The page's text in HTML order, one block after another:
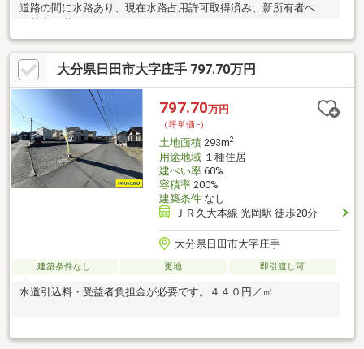
道路の間に水路あり、現在水路占用許可取得済み、新所有者への
大分県日田市大字庄手 797.70万円
797.70万円
（坪単価:-）
土地面積293m2
用途地域１種住居
建ぺい率60%
容積率200%
建築条件なし
ＪＲ久大本線 光岡駅 徒歩20分
大分県日田市大字庄手
建築条件なし 更地 即引渡し可
水道引込料・受益者負担金が必要です。４４０円／㎡